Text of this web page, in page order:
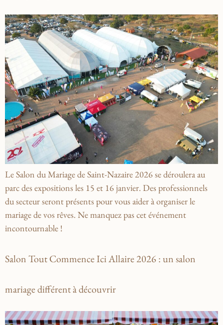
Le Salon du Mariage de Saint-Nazaire 2026 se déroulera au
parc des expositions les 15 et 16 janvier. Des professionnels
du secteur seront présents pour vous aider à organiser le
mariage de vos rêves. Ne manquez pas cet événement
incontournable !
Salon Tout Commence Ici Allaire 2026 : un salon
mariage différent à découvrir